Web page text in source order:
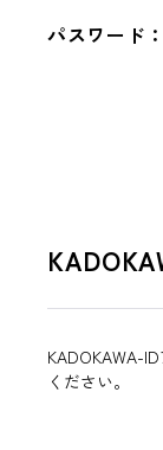
パスワード：
KADOKAWA-
ください。